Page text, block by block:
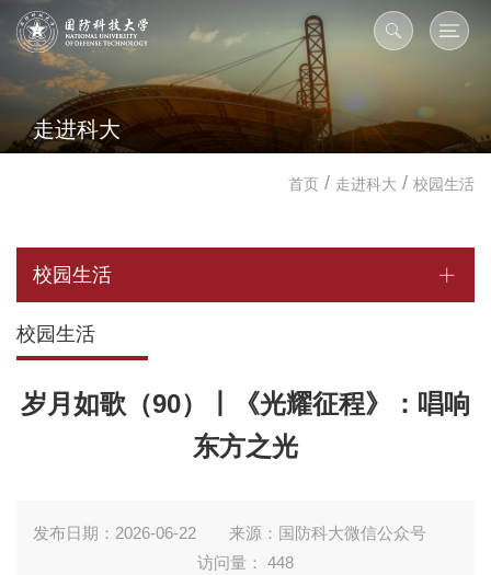
走进科大
首页 / 走进科大 / 校园生活
校园生活
校园生活
岁月如歌（90）丨《光耀征程》：唱响
东方之光
发布日期：2026-06-22
来源：国防科大微信公众号
访问量： 448